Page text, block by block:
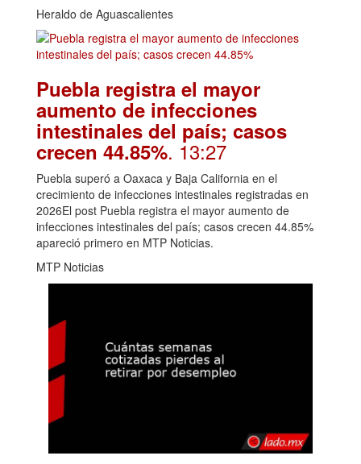
Heraldo de Aguascalientes
Puebla registra el mayor
aumento de infecciones
intestinales del país; casos
crecen 44.85%. 13:27
Puebla superó a Oaxaca y Baja California en el
crecimiento de infecciones intestinales registradas en
2026El post Puebla registra el mayor aumento de
infecciones intestinales del país; casos crecen 44.85%
apareció primero en MTP Noticias.
MTP Noticias